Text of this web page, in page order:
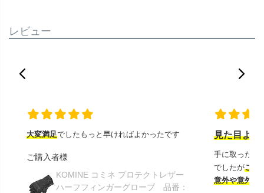
レビュー
大変満足でしたもっと早ければよかったです
ご購入者様
KOMINE コミネ プロテクトレザー
ハーフフィンガーグローブ 品番：
見た目より
手に取ったと
でしたがこの
意外や意外ス